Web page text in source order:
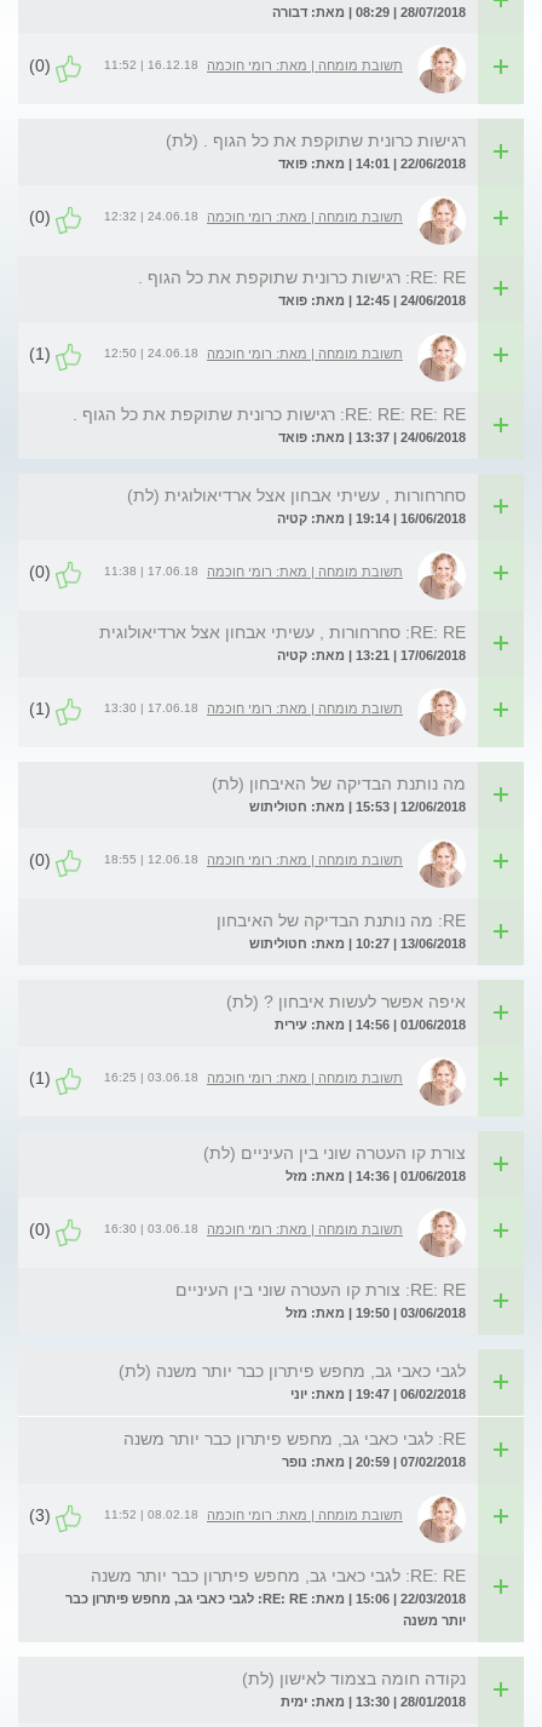
28/07/2018 | 08:29 | מאת: דבורה
תשובת מומחה | מאת: רומי חוכמה 16.12.18 | 11:52
(0)
רגישות כרונית שתוקפת את כל הגוף . (לת)
22/06/2018 | 14:01 | מאת: פואד
תשובת מומחה | מאת: רומי חוכמה 24.06.18 | 12:32
(0)
RE: RE: רגישות כרונית שתוקפת את כל הגוף .
24/06/2018 | 12:45 | מאת: פואד
תשובת מומחה | מאת: רומי חוכמה 24.06.18 | 12:50
(1)
RE: RE: RE: RE: רגישות כרונית שתוקפת את כל הגוף .
24/06/2018 | 13:37 | מאת: פואד
סחרחורות , עשיתי אבחון אצל ארדיאולוגית (לת)
16/06/2018 | 19:14 | מאת: קטיה
תשובת מומחה | מאת: רומי חוכמה 17.06.18 | 11:38
(0)
RE: RE: סחרחורות , עשיתי אבחון אצל ארדיאולוגית
17/06/2018 | 13:21 | מאת: קטיה
תשובת מומחה | מאת: רומי חוכמה 17.06.18 | 13:30
(1)
מה נותנת הבדיקה של האיבחון (לת)
12/06/2018 | 15:53 | מאת: חטוליתוש
תשובת מומחה | מאת: רומי חוכמה 12.06.18 | 18:55
(0)
RE: מה נותנת הבדיקה של האיבחון
13/06/2018 | 10:27 | מאת: חטוליתוש
איפה אפשר לעשות איבחון ? (לת)
01/06/2018 | 14:56 | מאת: עירית
תשובת מומחה | מאת: רומי חוכמה 03.06.18 | 16:25
(1)
צורת קו העטרה שוני בין העיניים (לת)
01/06/2018 | 14:36 | מאת: מזל
תשובת מומחה | מאת: רומי חוכמה 03.06.18 | 16:30
(0)
RE: RE: צורת קו העטרה שוני בין העיניים
03/06/2018 | 19:50 | מאת: מזל
לגבי כאבי גב, מחפש פיתרון כבר יותר משנה (לת)
06/02/2018 | 19:47 | מאת: יוני
RE: לגבי כאבי גב, מחפש פיתרון כבר יותר משנה
07/02/2018 | 20:59 | מאת: נופר
תשובת מומחה | מאת: רומי חוכמה 08.02.18 | 11:52
(3)
RE: RE: לגבי כאבי גב, מחפש פיתרון כבר יותר משנה
22/03/2018 | 15:06 | מאת: RE: RE: לגבי כאבי גב, מחפש פיתרון כבר
יותר משנה
נקודה חומה בצמוד לאישון (לת)
28/01/2018 | 13:30 | מאת: ימית